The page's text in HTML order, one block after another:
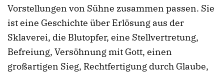
Vorstellungen von Sühne zusammen passen. Sie
ist eine Geschichte über Erlösung aus der
Sklaverei, die Blutopfer, eine Stellvertretung,
Befreiung, Versöhnung mit Gott, einen
großartigen Sieg, Rechtfertigung durch Glaube,